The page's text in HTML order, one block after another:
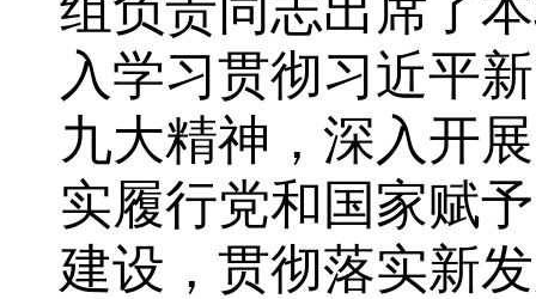
入学习贯彻习近平
九大精神，深入开
实履行党和国家赋
建设，贯彻落实新